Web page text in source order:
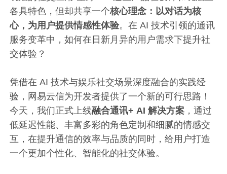
各具特色，但却共享一个核心理念：以对话为核
心，为用户提供情感性体验。在 AI 技术引领的通讯
服务变革中，如何在日新月异的用户需求下提升社
交体验？
凭借在 AI 技术与娱乐社交场景深度融合的实践经
验，网易云信为开发者提供了一个新的可行思路！
今天，我们正式上线融合通讯+ AI 解决方案 ，通过
低延迟性能、丰富多彩的角色定制和细腻的情感交
互，在提升通信的效率与品质的同时，给用户打造
一个更加个性化、智能化的社交体验。